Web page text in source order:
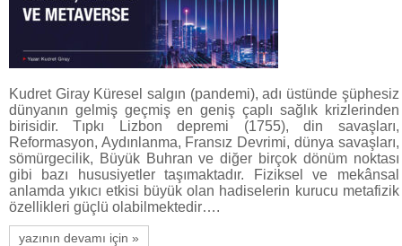
Kudret Giray Küresel salgın (pandemi), adı üstünde şüphesiz
dünyanın gelmiş geçmiş en geniş çaplı sağlık krizlerinden
birisidir. Tıpkı Lizbon depremi (1755), din savaşları,
Reformasyon, Aydınlanma, Fransız Devrimi, dünya savaşları,
sömürgecilik, Büyük Buhran ve diğer birçok dönüm noktası
gibi bazı hususiyetler taşımaktadır. Fiziksel ve mekânsal
anlamda yıkıcı etkisi büyük olan hadiselerin kurucu metafizik
özellikleri güçlü olabilmektedir….
yazının devamı için »